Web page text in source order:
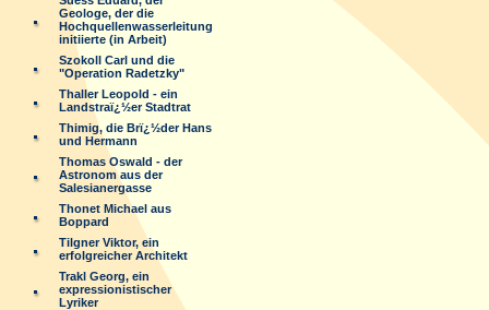
Geologe, der die
Hochquellenwasserleitung
initiierte (in Arbeit)
Szokoll Carl und die
"Operation Radetzky"
Thaller Leopold - ein
Landstraï¿½er Stadtrat
Thimig, die Brï¿½der Hans
und Hermann
Thomas Oswald - der
Astronom aus der
Salesianergasse
Thonet Michael aus
Boppard
Tilgner Viktor, ein
erfolgreicher Architekt
Trakl Georg, ein
expressionistischer
Lyriker